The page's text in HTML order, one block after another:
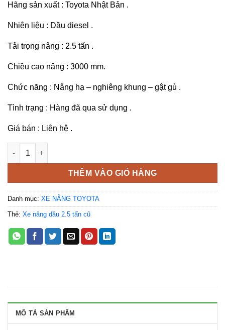
Hãng sản xuất : Toyota Nhật Bản .
Nhiên liệu : Dầu diesel .
Tải trọng nâng : 2.5 tấn .
Chiều cao nâng : 3000 mm.
Chức năng : Nâng hạ – nghiêng khung – gật gù .
Tình trạng : Hàng đã qua sử dụng .
Giá bán : Liên hệ .
Xe nâng Toyota 2.5 tấn cũ 8FD25 số lượng
THÊM VÀO GIỎ HÀNG
Danh mục: XE NÂNG TOYOTA
Thẻ: Xe nâng dầu 2.5 tấn cũ
MÔ TẢ SẢN PHẨM